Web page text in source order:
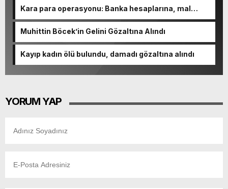
Kara para operasyonu: Banka hesaplarına, mal
Muhittin Böcek’in Gelini Gözaltına Alındı
Kayıp kadın ölü bulundu, damadı gözaltına alındı
YORUM YAP